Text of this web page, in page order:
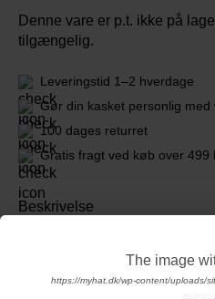
Denne vare er p.t. ikke på
tilgængelig.
Leveringstid 1–2 hverdage
Gør din kasket personlig
100 dages returret
Gratis fragt ved køb over 499
Beskrivelse
The image
https://myhat.dk/wp-content/uploads/
The image
https://myhat.dk/wp-content/uploads/